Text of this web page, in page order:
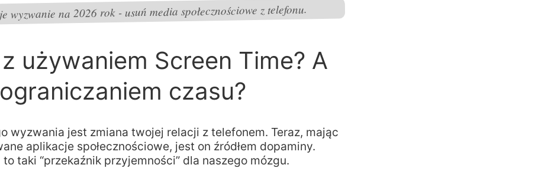
wyzwanie na 2026 rok - usuń media społecznościowe z telefonu.
używaniem Screen Time? A
czasu?
wyzwania jest zmiana twojej relacji z telefonem. Teraz, mając
aplikacje społecznościowe, jest on źródłem dopaminy.
to taki “przekaźnik przyjemności” dla naszego mózgu.